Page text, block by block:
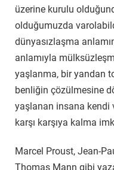
üzerine kurulu
olduğumuzda
dünyasızlaşma
anlamıyla
yaşlanma, bir yandan
benliğin çözülmesine
yaşlanan insana kendi
karşı karşıya kalma
Marcel Proust, Jean-
Thomas Mann gibi